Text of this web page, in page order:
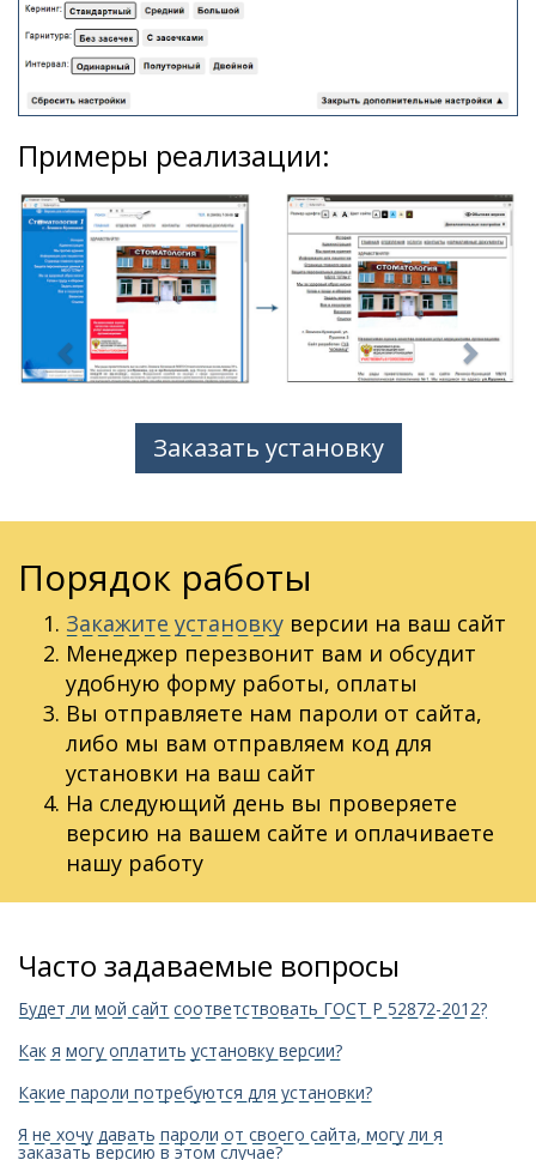
Примеры реализации:
Заказать установку
Порядок работы
Закажите установкy версии на ваш сайт
Менеджер перезвонит вам и обсудит
удобную форму работы, оплаты
Вы отправляете нам пароли от сайта,
либо мы вам отправляем код для
установки на ваш сайт
На следующий день вы проверяете
версию на вашем сайте и оплачиваете
нашу работу
Часто задаваемые вопросы
Будет ли мой сайт соответствовать ГОСТ Р 52872-2012?
Как я могу оплатить установку версии?
Какие пароли потребуются для установки?
Я не хочу давать пароли от своего сайта, могу ли я
заказать версию в этом случае?